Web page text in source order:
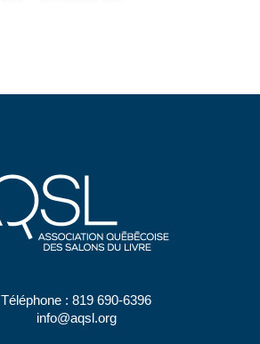
Téléphone : 819 690-6396
info@aqsl.org